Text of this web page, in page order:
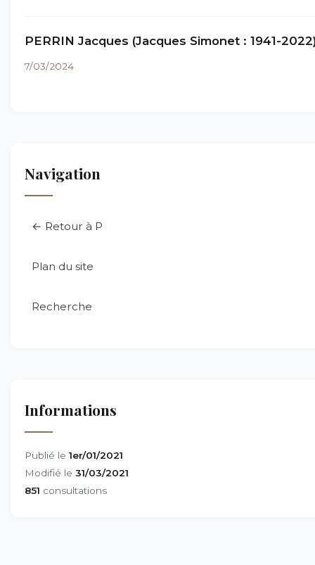
PERRIN Jacques (Jacques Simonet : 1941-
7/03/2024
Navigation
← Retour à P
Plan du site
Recherche
Informations
Publié le 1er/01/2021
Modifié le 31/03/2021
851 consultations